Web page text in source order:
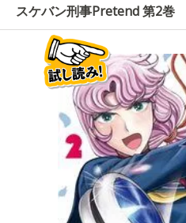
スケバン刑事Pretend 第2巻